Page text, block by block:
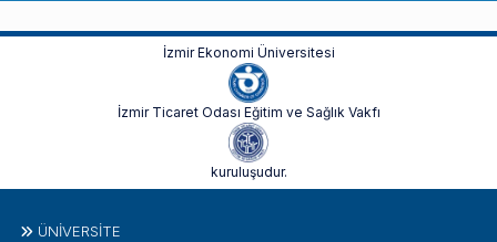
İzmir Ekonomi Üniversitesi
İzmir Ticaret Odası Eğitim ve Sağlık Vakfı
kuruluşudur.
ÜNIVERSITE